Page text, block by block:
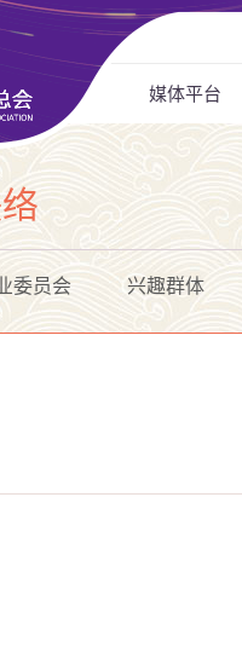
媒体平台
委员会 兴趣群体